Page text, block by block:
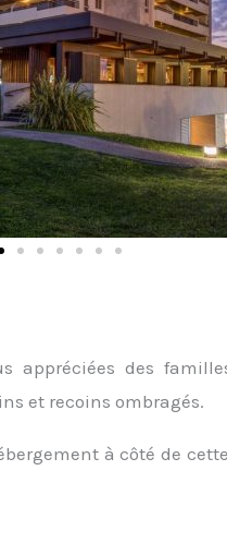
appréciées des
et recoins ombragés.
à côté de